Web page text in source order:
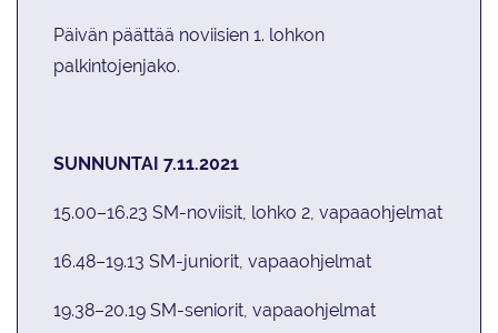
Päivän päättää noviisien 1. lohkon
palkintojenjako.
SUNNUNTAI 7.11.2021
15.00–16.23 SM-noviisit, lohko 2, vapaaohjelmat
16.48–19.13 SM-juniorit, vapaaohjelmat
19.38–20.19 SM-seniorit, vapaaohjelmat